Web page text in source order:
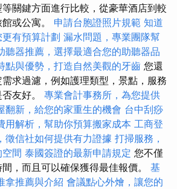
關鍵方面進行比較，從豪華酒店到較
或公寓。 申請台胞證照片規範 知道
有預算計劃 漏水問題，專業團隊幫
聽器推薦，選擇最適合您的助聽器品
點與優勢，打造自然美觀的牙齒 您還
求過濾，例如護理類型，景點，服務
友好。 專業會計事務所，為您提供
翻新，給您的家重生的機會 台中刮痧
用解析，幫助你預算搬家成本 工商登
徵信社如何提供有力證據 打掃服務，
間 泰國簽證的最新申請規定 您不僅
，而且可以確保獲得最佳報價。 基
拿推薦與介紹 會議點心外燴，讓您的